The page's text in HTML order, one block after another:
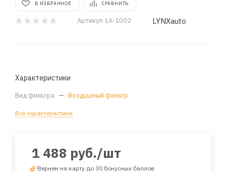
В ИЗБРАННОЕ СРАВНИТЬ
Артикул: LA-1002 LYNXauto
Характеристики
Вид фильтра — Воздушный фильтр
Все характеристики
1 488 руб./шт
Вернем на карту до 30 бонусных баллов